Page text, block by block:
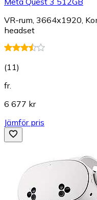
VR-rum, 3664x1920,
headset
(11)
fr.
6 677 kr
Jämför pris